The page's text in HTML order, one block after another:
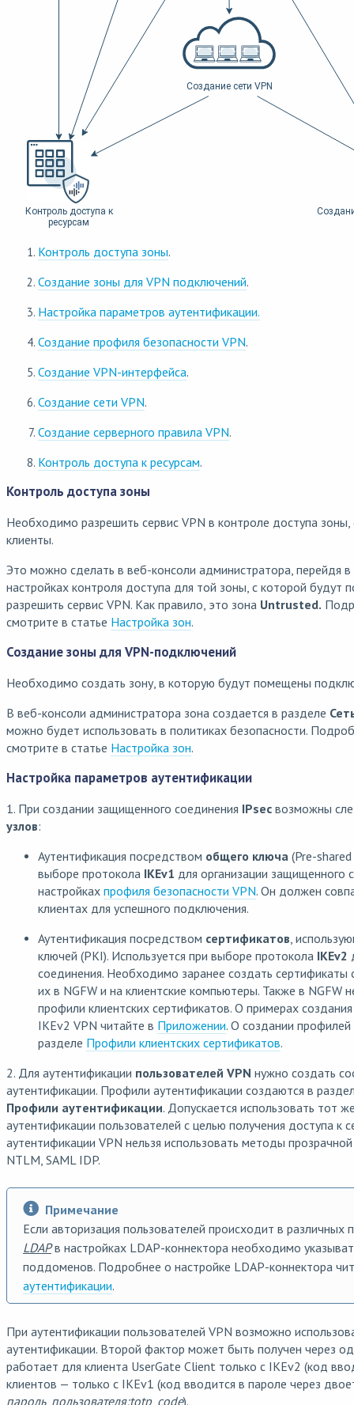
Контроль доступа зоны.
Создание зоны для VPN подключений.
Настройка параметров аутентификации.
Создание профиля безопасности VPN.
Создание VPN-интерфейса.
Создание сети VPN.
Создание серверного правила VPN.
Контроль доступа к ресурсам.
Контроль доступа зоны
Необходимо разрешить сервис VPN в контроле доступа
клиенты.
Это можно сделать в веб-консоли администратора, перейдя
настройках контроля доступа для той зоны, c которой будут
разрешить сервис VPN. Как правило, это зона Untrusted.
смотрите в статье Настройка зон.
Создание зоны для VPN-подключений
Необходимо создать зону, в которую будут помещены
В веб-консоли администратора зона создается в разделе
можно будет использовать в политиках безопасности.
смотрите в статье Настройка зон.
Настройка параметров аутентификации
1. При создании защищенного соединения IPsec возможны
узлов:
Аутентификация посредством общего ключа (Pre-
выборе протокола IKEv1 для организации защищенного
настройках профиля безопасности VPN. Он должен
клиентах для успешного подключения.
Аутентификация посредством сертификатов ,
ключей (PKI). Используется при выборе протокола IKEv2
соединения. Необходимо заранее создать сертификаты
их в NGFW и на клиентские компьютеры. Также в NGFW
профили клиентских сертификатов. О примерах
IKEv2 VPN читайте в Приложении. О создании профилей
разделе Профили клиентских сертификатов.
2. Для аутентификации пользователей VPN нужно создать
аутентификации. Профили аутентификации создаются в
Профили аутентификации. Допускается использовать тот
аутентификации пользователей с целью получения доступа к
аутентификации VPN нельзя использовать методы
NTLM, SAML IDP.
Примечание
Если авторизация пользователей происходит в
LDAPв настройках LDAP-коннектора необходимо
поддоменов. Подробнее о настройке LDAP-коннектора
аутентификации.
При аутентификации пользователей VPN возможно
аутентификации. Второй фактор может быть получен через
работает для клиента UserGate Client только с IKEv2 (код
клиентов — только с IKEv1 (код вводится в пароле через
пароль_пользователя:totp_code).